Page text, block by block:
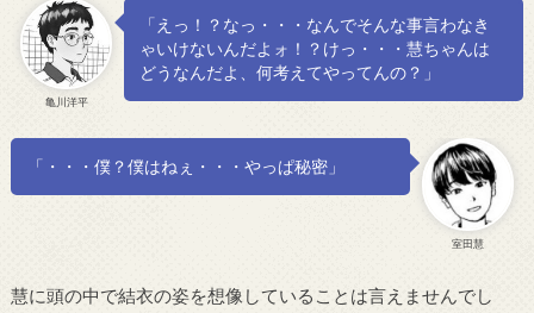
亀川洋平
「えっ！？なっ・・・なんでそんな事言わなき
ゃいけないんだよォ！？けっ・・・慧ちゃんは
どうなんだよ、何考えてやってんの？」
室田慧
「・・・僕？僕はねぇ・・・やっぱ秘密」
慧に頭の中で結衣の姿を想像していることは言えませんでし